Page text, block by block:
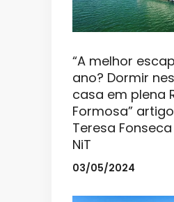
“A melhor
ano? Dormir
casa em plena
Formosa”
Teresa
NiT
03/05/2024